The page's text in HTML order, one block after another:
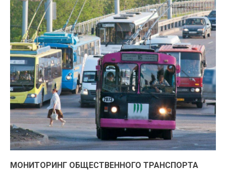
МОНИТОРИНГ ОБЩЕСТВЕННОГО ТРАНСПОРТА